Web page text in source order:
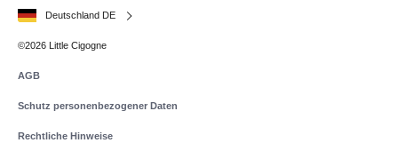
Deutschland DE
©2026 Little Cigogne
AGB
Schutz personenbezogener Daten
Rechtliche Hinweise